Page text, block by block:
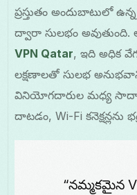
ప్రస్తుతం అందుబాటులో
ద్వారా సులభం
VPN Qatar, ఇది అధిక
లక్షణాలతో సులభ
వినియోగదారుల మధ్య
దాటడం, Wi-Fi కనెక్షన్లను
“నమ్మకమైన